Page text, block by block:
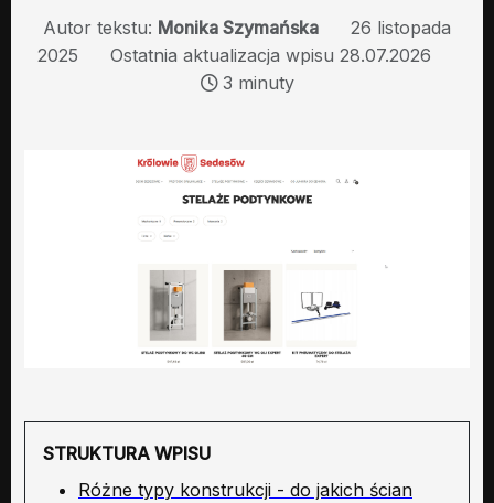
Autor tekstu: Monika Szymańska
26 listopada
2025
Ostatnia aktualizacja wpisu 28.07.2026
3 minuty
STRUKTURA WPISU
Różne typy konstrukcji - do jakich ścian